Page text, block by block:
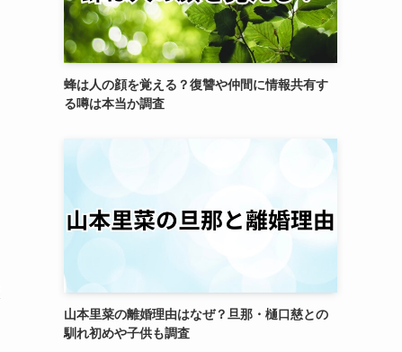
蜂は人の顔を覚える？復讐や仲間に情報共有す
る噂は本当か調査
山本里菜の離婚理由はなぜ？旦那・樋口慈との
馴れ初めや子供も調査